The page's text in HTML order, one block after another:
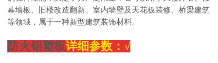
幕墙板、旧楼改造翻新、室内墙壁及天花板装修、桥梁建筑
等领域，属于一种新型建筑装饰材料。
防火铝塑板详细参数：√